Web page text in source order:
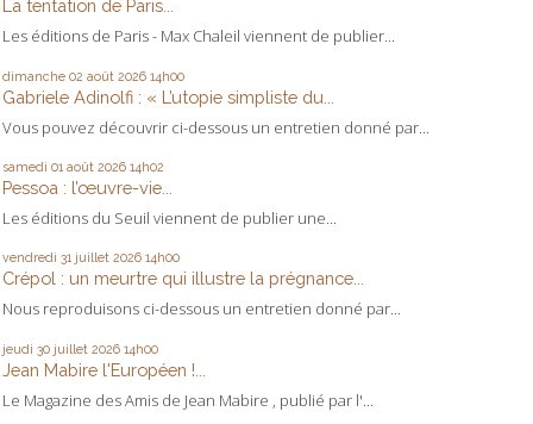
La tentation de Paris...
Les éditions de Paris - Max Chaleil viennent de publier...
dimanche 02 août 2026 14h00
Gabriele Adinolfi : « L’utopie simpliste du...
Vous pouvez découvrir ci-dessous un entretien donné par...
samedi 01 août 2026 14h02
Pessoa : l’œuvre-vie...
Les éditions du Seuil viennent de publier une...
vendredi 31 juillet 2026 14h00
Crépol : un meurtre qui illustre la prégnance...
Nous reproduisons ci-dessous un entretien donné par...
jeudi 30 juillet 2026 14h00
Jean Mabire l'Européen !...
Le Magazine des Amis de Jean Mabire , publié par l'...